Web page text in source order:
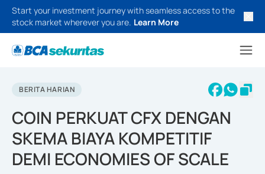
Start your investment journey with seamless access to the
stock market wherever you are. Learn More
BERITA HARIAN
COIN PERKUAT CFX DENGAN
SKEMA BIAYA KOMPETITIF
DEMI ECONOMIES OF SCALE